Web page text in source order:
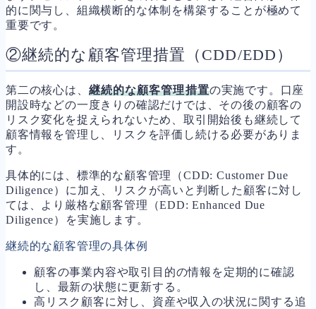
的に関与し、組織横断的な体制を構築することが極めて
重要です。
②継続的な顧客管理措置（CDD/EDD）
第二の核心は、 継続的な顧客管理措置の実施です。口座
開設時などの一度きりの確認だけでは、その後の顧客の
リスク変化を捉えられないため、取引開始後も継続して
顧客情報を管理し、リスクを評価し続ける必要がありま
す。
具体的には、標準的な顧客管理（CDD: Customer Due
Diligence）に加え、リスクが高いと判断した顧客に対し
ては、より厳格な顧客管理（EDD: Enhanced Due
Diligence）を実施します。
継続的な顧客管理の具体例
顧客の事業内容や取引目的の情報を定期的に確認
し、最新の状態に更新する。
高リスク顧客に対し、資産や収入の状況に関する追